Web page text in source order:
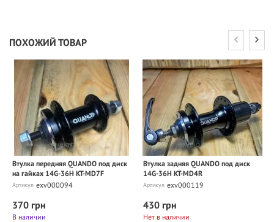
ПОХОЖИЙ ТОВАР
Втулка передняя QUANDO под диск
на гайках 14G-36H KT-MD7F
Артикул exv000094
370 грн
В наличии
Втулка задняя QUANDO под диск
14G-36H KT-MD4R
Артикул exv000119
430 грн
Нет в наличии